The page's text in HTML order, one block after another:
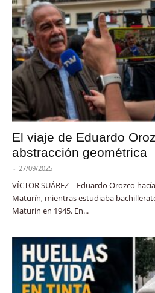
El viaje de Eduardo
abstracción geométrica
- 27/09/2025
VÍCTOR SUÁREZ - Eduardo Orozco
Maturín, mientras estudiaba
Maturín en 1945. En...